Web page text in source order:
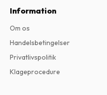
Information
Om os
Handelsbetingelser
Privatlivspolitik
Klageprocedure